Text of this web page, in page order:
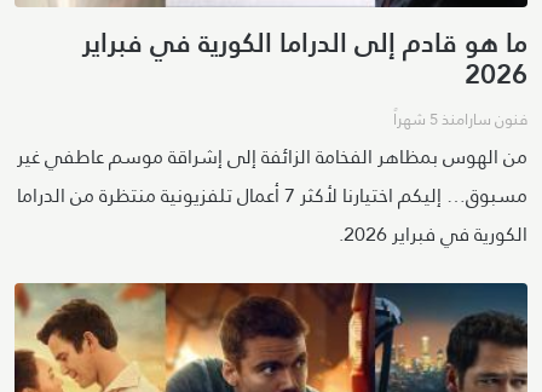
ما هو قادم إلى الدراما الكورية في فبراير
2026
فنون سارامنذ 5 شهراً
من الهوس بمظاهر الفخامة الزائفة إلى إشراقة موسم عاطفي غير
مسبوق… إليكم اختيارنا لأكثر 7 أعمال تلفزيونية منتظرة من الدراما
الكورية في فبراير 2026.